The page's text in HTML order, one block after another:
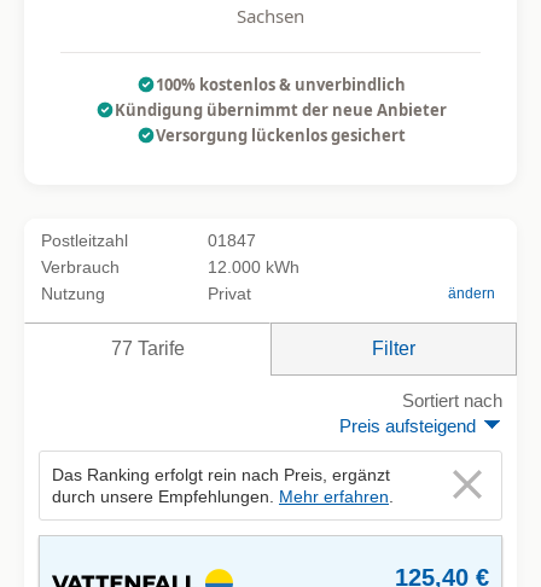
Sachsen
100% kostenlos & unverbindlich
Kündigung übernimmt der neue Anbieter
Versorgung lückenlos gesichert